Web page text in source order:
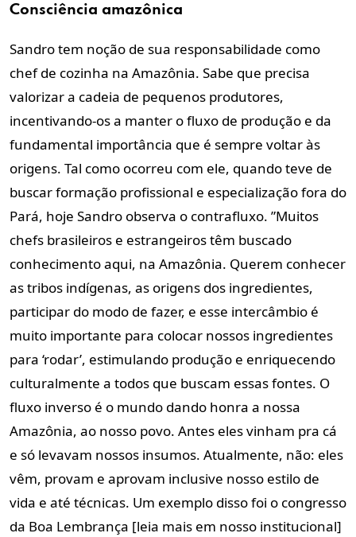
Consciência amazônica
Sandro tem noção de sua responsabilidade como
chef de cozinha na Amazônia. Sabe que precisa
valorizar a cadeia de pequenos produtores,
incentivando-os a manter o fluxo de produção e da
fundamental importância que é sempre voltar às
origens. Tal como ocorreu com ele, quando teve de
buscar formação profissional e especialização fora do
Pará, hoje Sandro observa o contrafluxo. ”Muitos
chefs brasileiros e estrangeiros têm buscado
conhecimento aqui, na Amazônia. Querem conhecer
as tribos indígenas, as origens dos ingredientes,
participar do modo de fazer, e esse intercâmbio é
muito importante para colocar nossos ingredientes
para ‘rodar’, estimulando produção e enriquecendo
culturalmente a todos que buscam essas fontes. O
fluxo inverso é o mundo dando honra a nossa
Amazônia, ao nosso povo. Antes eles vinham pra cá
e só levavam nossos insumos. Atualmente, não: eles
vêm, provam e aprovam inclusive nosso estilo de
vida e até técnicas. Um exemplo disso foi o congresso
da Boa Lembrança [leia mais em nosso institucional]